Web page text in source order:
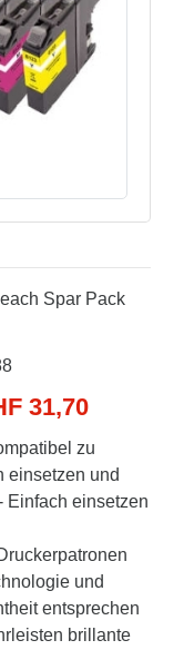
Spar Pack
31,70
zu
einsetzen und
Einfach einsetzen
und
entsprechen
brillante